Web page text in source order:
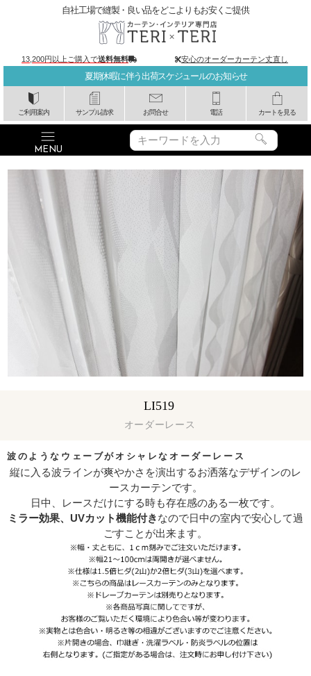
夏期休暇に伴う出荷スケジュールのお知らせ
ご利用案内 サンプル請求 お問合せ 電話 カートを見る
自社工場で縫製・良い品をどこよりもお安くご提供
13,200円以上ご購入で送料無料 安心のオーダーカーテン丈直し
波のようなウェーブがオシャレなオーダーレース
オーダーレース
LI519
縦に入る波ラインが爽やかさを演出するお洒落なデザインのレ
ースカーテンです。
日中、レースだけにする時も存在感のある一枚です。
ミラー効果、UVカット機能付きなので日中の室内で安心して過
ごすことが出来ます。